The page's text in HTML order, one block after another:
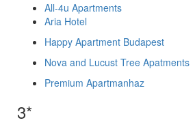
All-4u Apartments
Aria Hotel
Happy Apartment Budapest
Nova and Lucust Tree Apatments
Premium Apartmanhaz
3*